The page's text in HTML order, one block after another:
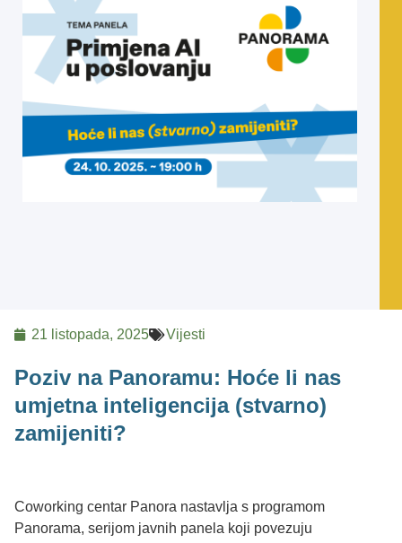
21 listopada, 2025 Vijesti
Poziv na Panoramu: Hoće li nas
umjetna inteligencija (stvarno)
zamijeniti?
Coworking centar Panora nastavlja s programom
Panorama, serijom javnih panela koji povezuju